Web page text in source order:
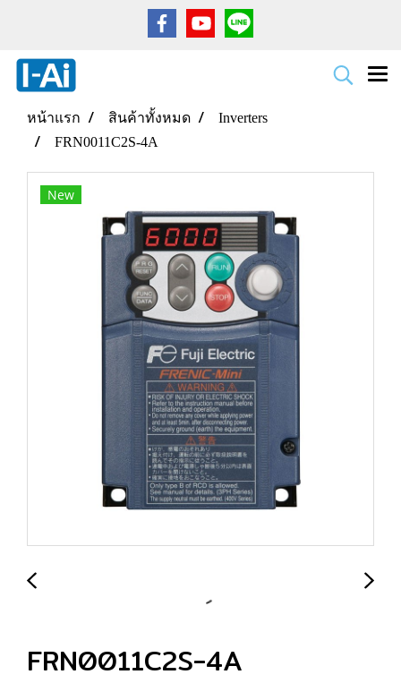
หน้าแรก สินค้าทั้งหมด
Inverters
FRN0011C2S-4A
New
FRN0011C2S-4A